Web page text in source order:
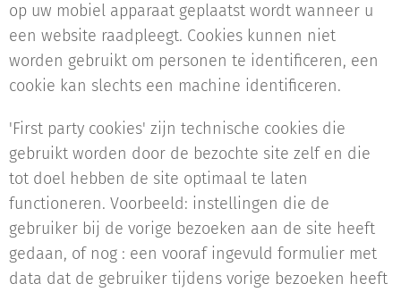
op uw mobiel apparaat geplaatst wordt wanneer u
een website raadpleegt. Cookies kunnen niet
worden gebruikt om personen te identificeren, een
cookie kan slechts een machine identificeren.
'First party cookies' zijn technische cookies die
gebruikt worden door de bezochte site zelf en die
tot doel hebben de site optimaal te laten
functioneren. Voorbeeld: instellingen die de
gebruiker bij de vorige bezoeken aan de site heeft
gedaan, of nog : een vooraf ingevuld formulier met
data dat de gebruiker tijdens vorige bezoeken heeft